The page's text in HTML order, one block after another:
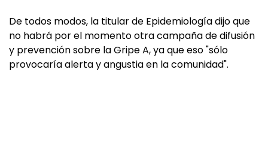
De todos modos, la titular de Epidemiología dijo que
no habrá por el momento otra campaña de difusión
y prevención sobre la Gripe A, ya que eso "sólo
provocaría alerta y angustia en la comunidad".